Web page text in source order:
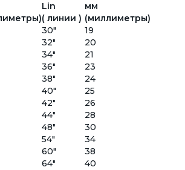
Lin
мм
( линии ) (миллиметры)
30"
19
32"
20
34"
21
36"
23
38"
24
40"
25
42"
26
44"
28
48"
30
54"
34
60"
38
64" 40